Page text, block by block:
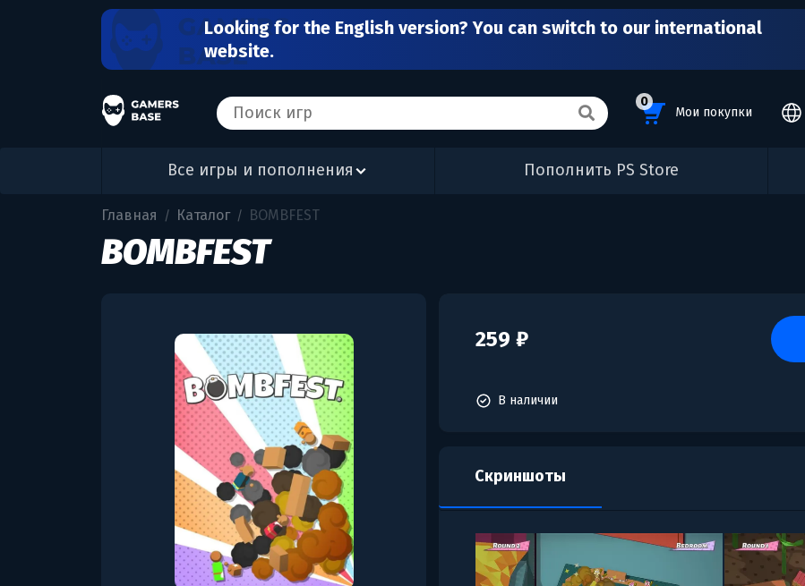
Looking for the English version? You can switch to our international
website.
0
Мои покупки
Все игры и пополнения Пополнить PS Store
Главная / Каталог / BOMBFEST
BOMBFEST
259 ₽
В наличии
Скриншоты